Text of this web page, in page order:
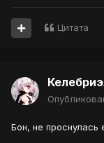
Цитата
Бон, не проснулась